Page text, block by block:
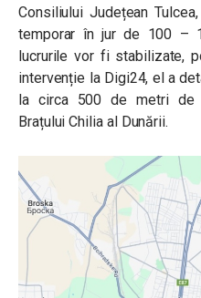
Consiliului Județean
temporar în jur de 100 –
lucrurile vor fi stabilizate,
intervenție la Digi24, el a
la circa 500 de metri de
Brațului Chilia al Dunării.